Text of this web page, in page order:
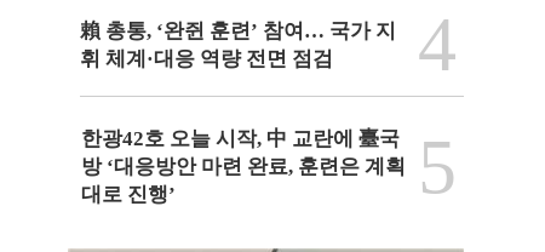
賴 총통, ‘완쥔 훈련’ 참여… 국가 지
휘 체계·대응 역량 전면 점검
4
한광42호 오늘 시작, 中 교란에 臺국
방 ‘대응방안 마련 완료, 훈련은 계획
대로 진행’
5